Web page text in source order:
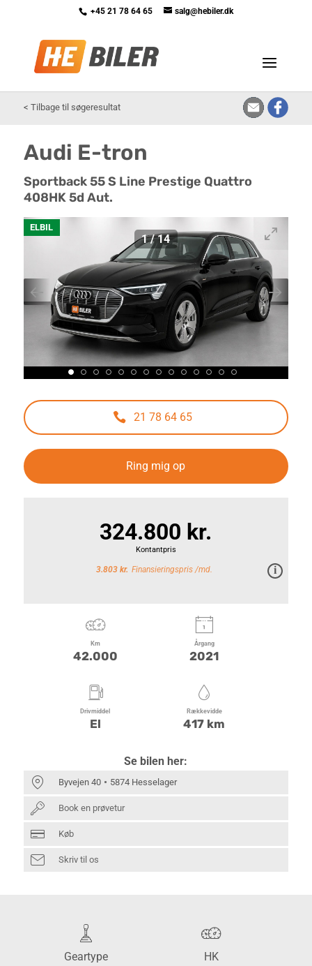
+45 21 78 64 65 salg@hebiler.dk
< Tilbage til søgeresultat
Audi E-tron
Sportback 55 S Line Prestige Quattro
408HK 5d Aut.
ELBIL
1/14
21 78 64 65
Ring mig op
324.800 kr.
Kontantpris
3.803 kr. Finansieringspris /md.
Km
42.000
Årgang
2021
Drivmiddel
El
Rækkevidde
417 km
Se bilen her:
Byvejen 40 5874 Hesselager
Book en prøvetur
Køb
Skriv til os
Geartype HK